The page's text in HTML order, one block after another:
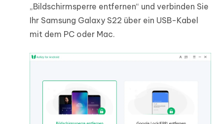
„Bildschirmsperre entfernen“ und verbinden Sie
Ihr Samsung Galaxy S22 über ein USB-Kabel
mit dem PC oder Mac.